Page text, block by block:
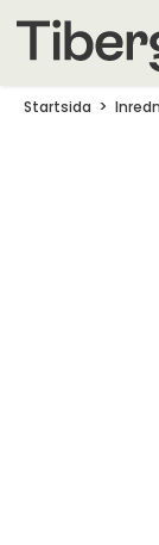
Startsida